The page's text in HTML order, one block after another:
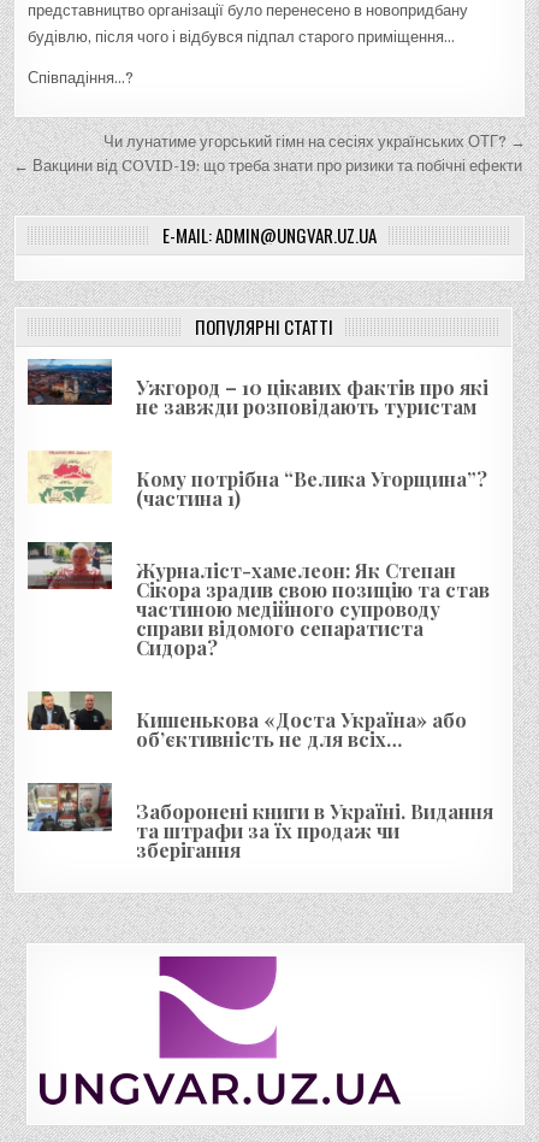
представництво організації було перенесено в новопридбану
будівлю, після чого і відбувся підпал старого приміщення…
Співпадіння…?
Н
а
в
і
г
а
ц
і
я
з
а
п
и
с
і
в
Чи лунатиме угорський гімн на сесіях українських ОТГ? →
← Вакцини від COVID-19: що треба знати про ризики та побічні ефекти
E-MAIL: ADMIN@UNGVAR.UZ.UA
ПОПУЛЯРНІ СТАТТІ
Ужгород – 10 цікавих фактів про які
не завжди розповідають туристам
Кому потрібна “Велика Угорщина”?
(частина 1)
Журналіст-хамелеон: Як Степан
Сікора зрадив свою позицію та став
частиною медійного супроводу
справи відомого сепаратиста
Сидора?
Кишенькова «Доста Україна» або
об’єктивність не для всіх…
Заборонені книги в Україні. Видання
та штрафи за їх продаж чи
зберігання